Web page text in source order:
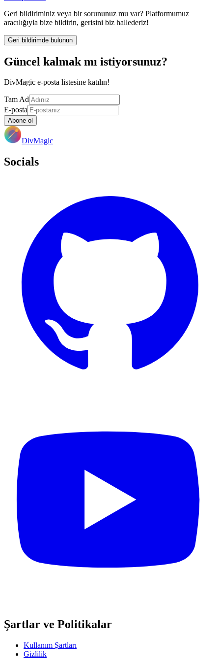
Geri bildiriminiz veya bir sorununuz mu var? Platformumuz
aracılığıyla bize bildirin, gerisini biz hallederiz!
Geri bildirimde bulunun
Güncel kalmak mı istiyorsunuz?
DivMagic e-posta listesine katılın!
Tam Ad
E-posta
Abone ol
DivMagic
Socials
Şartlar ve Politikalar
Kullanım Şartları
Gizlilik